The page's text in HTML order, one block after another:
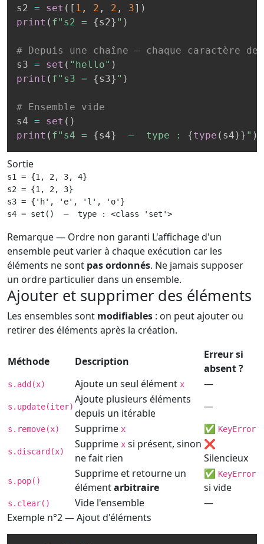
s2 = set ( [ 1 , 2 , 2 , 3] )
print ( f"s2 = {s2} " )
# Depuis une chaîne — chaque caractère
s3 = set ( "hello" )
print ( f"s3 = {s3} " )
# Ensemble vide
s4 = set ( )
print ( f"s4 = {s4}
  —  type :
{type ( s4 ) } " )
Sortie
s1 = {1, 2, 3, 4}
s2 = {1, 2, 3}
s3 = {'h', 'e', 'l', 'o'}
s4 = set()  —  type : <class 'set'>
Remarque — Ordre non garanti L'affichage d'un
ensemble peut varier à chaque exécution car les
éléments ne sont pas ordonnés. Ne jamais supposer
un ordre particulier dans un ensemble.
Ajouter et supprimer des éléments
Les ensembles sont modifiables : on peut ajouter ou
retirer des éléments après la création.
Méthode Description
Erreur si
absent ?
s.add(x) Ajoute un seul élément x —
s.update(iter)
Ajoute plusieurs éléments
depuis un itérable
—
s.remove(x) Supprime x ✅ KeyError
s.discard(x)
Supprime x si présent, sinon
ne fait rien
❌
Silencieux
s.pop()
Supprime et retourne un
élémentarbitraire
✅ KeyError
si vide
s.clear() Vide l'ensemble
—
Exemple n°2 — Ajout d'éléments